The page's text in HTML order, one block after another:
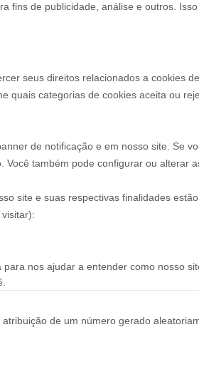
fins de publicidade, análise e outros.
seus direitos relacionados a cookies
quais categorias de cookies aceita ou
de notificação e em nosso site. Se
também pode configurar ou alterar
site e suas respectivas finalidades
nos ajudar a entender como nosso
de um número gerado